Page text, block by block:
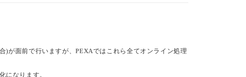
が面前で行いますが、PEXAではこれら全てオンライン処理
になります。